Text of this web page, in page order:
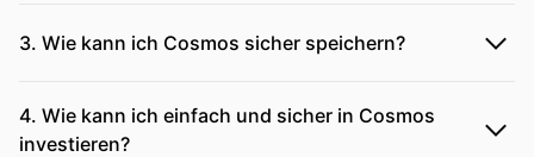
3. Wie kann ich Cosmos sicher speichern?
4. Wie kann ich einfach und sicher in Cosmos
investieren?